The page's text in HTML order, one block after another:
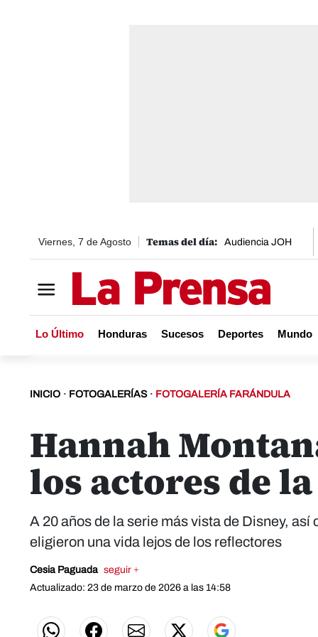
Viernes, 7 de Agosto Audiencia JOH
Lo Último Honduras Sucesos Deportes Mundo
INICIO · FOTOGALERÍAS · FOTOGALERÍA FARÁNDULA
Hannah
los actores de
A 20 años de la serie más vista de Disney,
eligieron una vida lejos de los reflectores
Cesia Paguada seguir +
Actualizado: 23 de marzo de 2026 a las 14:58